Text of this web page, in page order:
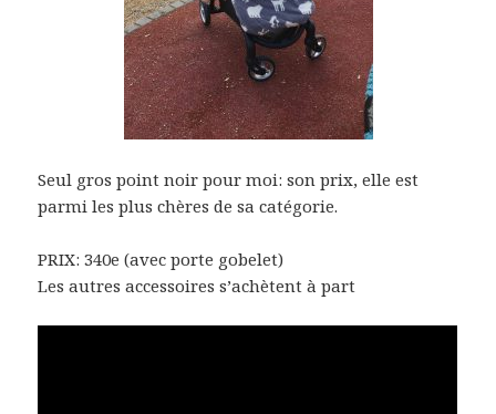
Seul gros point noir pour moi: son prix, elle est
parmi les plus chères de sa catégorie.
PRIX: 340e (avec porte gobelet)
Les autres accessoires s’achètent à part